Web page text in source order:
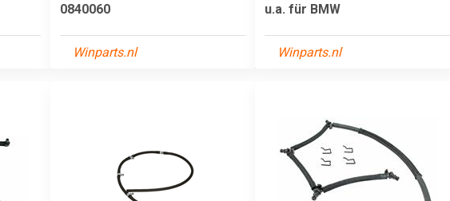
0840060
Winparts.nl
u.a. für BMW
Winparts.nl